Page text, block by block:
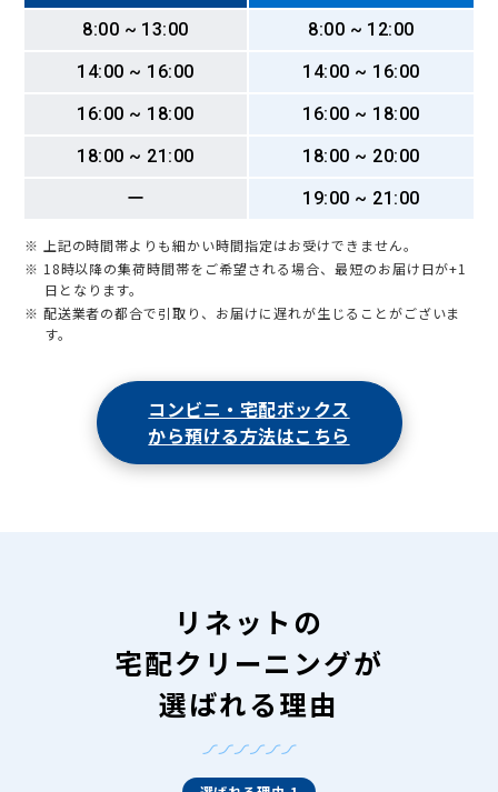
8:00 ~ 13:00
8:00 ~ 12:00
14:00 ~ 16:00
14:00 ~ 16:00
16:00 ~ 18:00
16:00 ~ 18:00
18:00 ~ 21:00
18:00 ~ 20:00
ー
19:00 ~ 21:00
※ 上記の時間帯よりも細かい時間指定はお受けできません。
※ 18時以降の集荷時間帯をご希望される場合、最短のお届け日が+1
日となります。
※ 配送業者の都合で引取り、お届けに遅れが生じることがございま
す。
コンビニ・宅配ボックス
から預ける方法はこちら
リネットの
宅配クリーニングが
選ばれる理由